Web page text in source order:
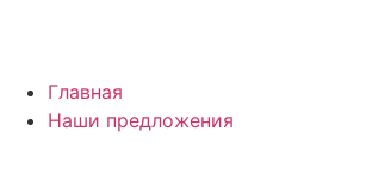
Главная
Наши предложения